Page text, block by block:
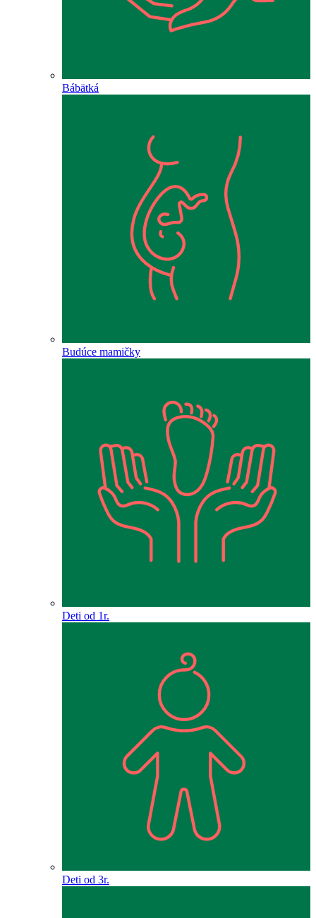
Bábätká
Budúce mamičky
Deti od 1r.
Deti od 3r.